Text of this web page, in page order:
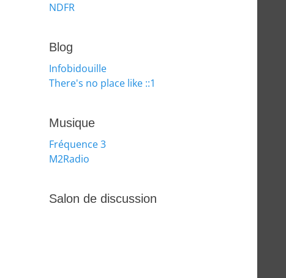
NDFR
Blog
Infobidouille
There's no place like ::1
Musique
Fréquence 3
M2Radio
Salon de discussion